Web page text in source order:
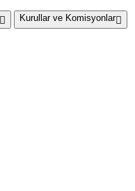
Kurullar ve Komisyonlar